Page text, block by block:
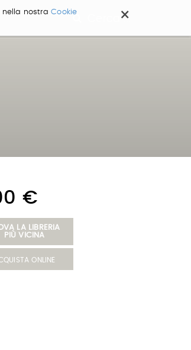
×
nella nostraCookie
Cerca ...
€
LA LIBRERIA
PIÙ VICINA
ONLINE